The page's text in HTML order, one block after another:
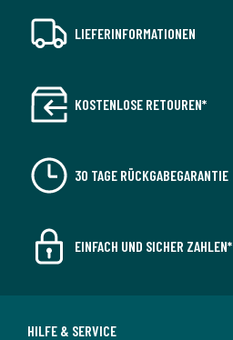
LIEFERINFORMATIONEN
KOSTENLOSE RETOUREN*
30 TAGE RÜCKGABEGARANTIE
EINFACH UND SICHER ZAHLEN*
HILFE & SERVICE